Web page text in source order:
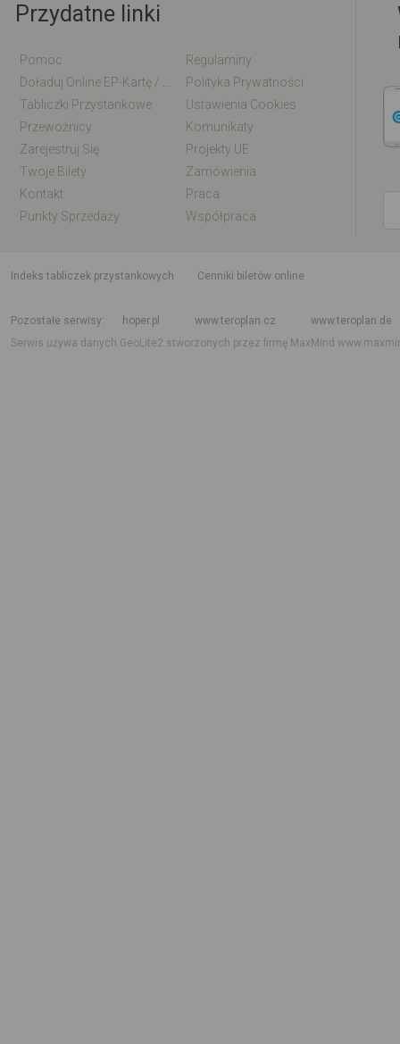
Przydatne linki
Pomoc
Regulaminy
Polityka Prywatności
Tabliczki Przystankowe
Ustawienia Cookies
Przewoźnicy
Komunikaty
Zarejestruj Się
Projekty UE
Twoje Bilety
Zamówienia
Kontakt
Praca
Punkty Sprzedaży
Współpraca
indeks tabliczek przystankowych
Cenniki biletów online
Pozostałe serwisy
hoper.pl www.teroplan.cz
www.teroplan.de
Serwis używa danych GeoLite2 stworzonych przez firmę MaxMind